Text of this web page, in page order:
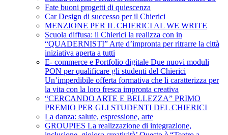
Fate buoni progetti di quiescenza
Car Design di successo per il Chierici
MENZIONE PER IL CHIERICI AL WE WRITE
Scuola diffusa: il Chierici la realizza con in
“QUADERNISTI” Arte d’impronta per ritrarre la città
iniziativa aperta a tutti
E- commerce e Portfolio digitale Due nuovi moduli
PON per qualificare gli studenti del Chierici
Un’imperdibile offerta formativa che li caratterizza per
la vita con la loro fresca impronta creativa
“CERCANDO ARTE E BELLEZZA” PRIMO
PREMIO PER GLI STUDENTI DEL CHIERICI
La danza: salute, espressione, arte
GROUPIES La realizzazione di integrazione,